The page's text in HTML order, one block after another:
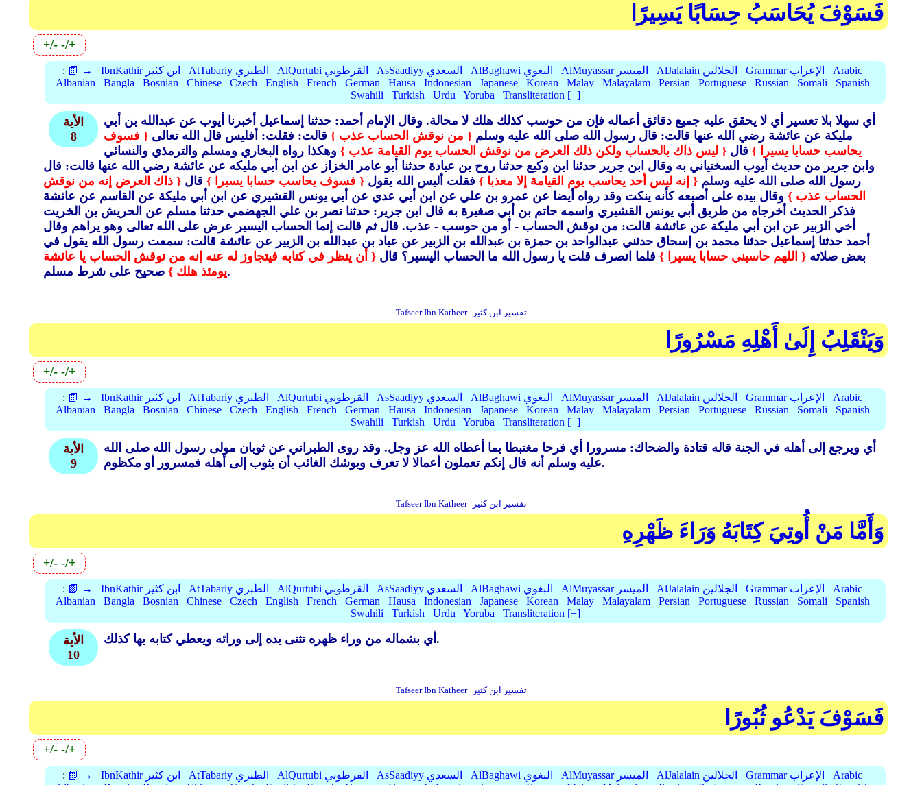
فَسَوْفَ يُحَاسَبُ حِسَابًا يَسِيرًا
+/- -/+
: 📗 → IbnKathir ابن كثير AtTabariy الطبري AlQurtubi القرطوبي AsSaadiyy السعدي AlBaghawi البغوي AlMuyassar الميسر AlJalalain الجلالين Grammar الإعراب
Arabic
Albanian
Bangla Bosnian Chinese Czech English French German Hausa Indonesian Japanese Korean Malay Malayalam Persian Portuguese Russian Somali
Spanish
Swahili
Turkish Urdu Yoruba Transliteration [+]
الأية
8
أي سهلا بلا تعسير أي لا يحقق عليه جميع دقائق أعماله فإن من حوسب كذلك هلك لا محالة. وقال الإمام أحمد: حدثنا إسماعيل أخبرنا أيوب عن عبدالله بن أبي
مليكة عن عائشة رضي الله عنها قالت: قال رسول الله صلى الله عليه وسلم { من نوقش الحساب عذب } قالت: فقلت: أفليس قال الله تعالى { فسوف
يحاسب حسابا يسيرا } قال { ليس ذاك بالحساب ولكن ذلك العرض من نوقش الحساب يوم القيامة عذب } وهكذا رواه البخاري ومسلم والترمذي والنسائي
وابن جرير من حديث أيوب السختياني به وقال ابن جرير حدثنا ابن وكيع حدثنا روح بن عبادة حدثنا أبو عامر الخزاز عن ابن أبي مليكه عن عائشة رضي الله عنها قالت: قال
رسول الله صلى الله عليه وسلم { إنه ليس أحد يحاسب يوم القيامة إلا معذبا } فقلت أليس الله يقول { فسوف يحاسب حسابا يسيرا } قال { ذاك العرض إنه من نوقش
الحساب عذب } وقال بيده على أصبعه كأنه ينكت وقد رواه أيضا عن عمرو بن علي عن ابن أبي عدي عن أبي يونس القشيري عن ابن أبي مليكة عن القاسم عن عائشة
فذكر الحديث أخرجاه من طريق أبي يونس القشيري واسمه حاتم بن أبي صغيرة به قال ابن جرير: حدثنا نصر بن علي الجهضمي حدثنا مسلم عن الحريش بن الخريت
أخي الزبير عن ابن أبي مليكة عن عائشة قالت: من نوقش الحساب - أو من حوسب - عذب. قال ثم قالت إنما الحساب اليسير عرض على الله تعالى وهو يراهم وقال
أحمد حدثنا إسماعيل حدثنا محمد بن إسحاق حدثني عبدالواحد بن حمزة بن عبدالله بن الزبير عن عباد بن عبدالله بن الزبير عن عائشة قالت: سمعت رسول الله يقول في
بعض صلاته { اللهم حاسبني حسابا يسيرا } فلما انصرف قلت يا رسول الله ما الحساب اليسير؟ قال { أن ينظر في كتابه فيتجاوز له عنه إنه من نوقش الحساب يا عائشة
يومئذ هلك }صحيح على شرط مسلم.
Tafseer Ibn Katheer تفسير ابن كثير
وَيَنْقَلِبُ إِلَىٰ أَهْلِهِ مَسْرُورًا
+/- -/+
: 📗 → IbnKathir ابن كثير AtTabariy الطبري AlQurtubi القرطوبي AsSaadiyy السعدي AlBaghawi البغوي AlMuyassar الميسر AlJalalain الجلالين Grammar الإعراب
Arabic
Albanian
Bangla Bosnian Chinese Czech English French German Hausa Indonesian Japanese Korean Malay Malayalam Persian Portuguese Russian Somali
Spanish
Swahili
Turkish Urdu Yoruba Transliteration [+]
الأية
9
أي ويرجع إلى أهله في الجنة قاله قتادة والضحاك: مسرورا أي فرحا مغتبطا بما أعطاه الله عز وجل. وقد روى الطبراني عن ثوبان مولى رسول الله صلى الله
عليه وسلم أنه قال إنكم تعملون أعمالا لا تعرف ويوشك الغائب أن يثوب إلى أهله فمسرور أو مكظوم.
Tafseer Ibn Katheer تفسير ابن كثير
وَأَمَّا مَنْ أُوتِيَ كِتَابَهُ وَرَاءَ ظَهْرِهِ
+/- -/+
: 📗 → IbnKathir ابن كثير AtTabariy الطبري AlQurtubi القرطوبي AsSaadiyy السعدي AlBaghawi البغوي AlMuyassar الميسر AlJalalain الجلالين Grammar الإعراب
Arabic
Albanian
Bangla Bosnian Chinese Czech English French German Hausa Indonesian Japanese Korean Malay Malayalam Persian Portuguese Russian Somali
Spanish
Swahili
Turkish Urdu Yoruba Transliteration [+]
الأية
10
أي بشماله من وراء ظهره تثنى يده إلى ورائه ويعطي كتابه بها كذلك.
Tafseer Ibn Katheer تفسير ابن كثير
فَسَوْفَ يَدْعُو ثُبُورًا
+/- -/+
: 📗 → IbnKathir ابن كثير AtTabariy الطبري AlQurtubi القرطوبي AsSaadiyy السعدي AlBaghawi البغوي AlMuyassar الميسر AlJalalain الجلالين Grammar الإعراب
Arabic